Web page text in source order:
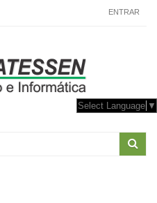
ENTRAR
Select Language ▼